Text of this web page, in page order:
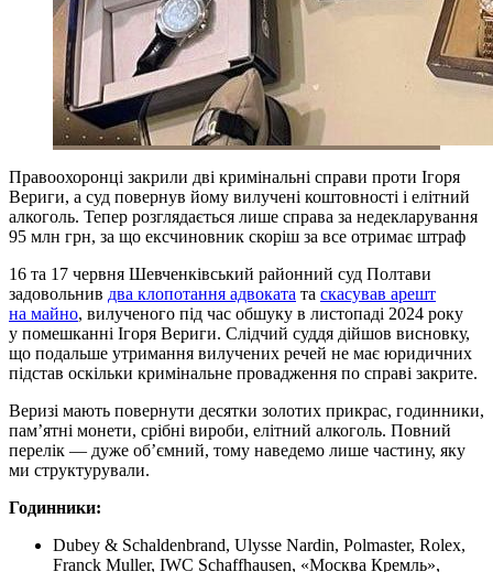
Правоохоронці закрили дві кримінальні справи проти Ігоря
Вериги, а суд повернув йому вилучені коштовності і елітний
алкоголь. Тепер розглядається лише справа за недекларування
95 млн грн, за що ексчиновник скоріш за все отримає штраф
16 та 17 червня Шевченківський районний суд Полтави
задовольнив два клопотання адвоката та скасував арешт
на майно, вилученого під час обшуку в листопаді 2024 року
у помешканні Ігоря Вериги. Слідчий суддя дійшов висновку,
що подальше утримання вилучених речей не має юридичних
підстав оскільки кримінальне провадження по справі закрите.
Веризі мають повернути десятки золотих прикрас, годинники,
пам’ятні монети, срібні вироби, елітний алкоголь. Повний
перелік — дуже об’ємний, тому наведемо лише частину, яку
ми структурували.
Годинники:
Dubey & Schaldenbrand, Ulysse Nardin, Polmaster, Rolex,
Franck Muller, IWC Schaffhausen, «Москва Кремль»,